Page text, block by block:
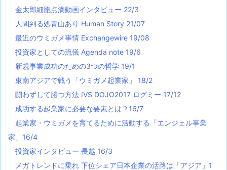
金太郎細胞点滴動画インタビュー 22/3
人間到る処青山あり Human Story 21/07
最近のウミガメ事情 Exchangewire 19/08
投資家としての流儀 Agenda note 19/6
新規事業成功のための3つの哲学 19/1
東南アジアで戦う「ウミガメ起業家」 18/2
闘わずして勝つ方法 IVS DOJO2017 ログミー 17/12
成功する起業家に必要な要素とは？16/7
起業家・ウミガメを育てるために活動する「エンジェル事業
家」16/4
投資家インタビュー 長越 16/3
メガトレンドに乗れ 下位シェア日本企業の活路は「アジア」1